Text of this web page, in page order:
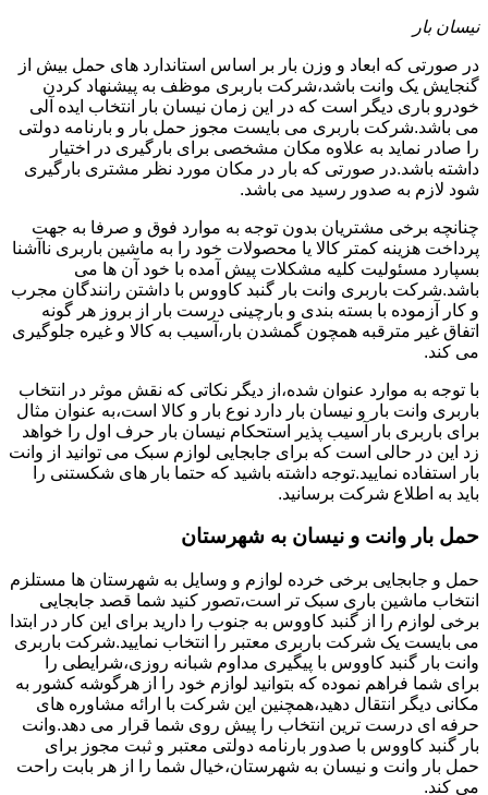
نیسان بار
در صورتی که ابعاد و وزن بار بر اساس استاندارد های حمل بیش از
گنجایش یک وانت باشد،شرکت باربری موظف به پیشنهاد کردن
خودرو باری دیگر است که در این زمان نیسان بار انتخاب ایده آلی
می باشد.شرکت باربری می بایست مجوز حمل بار و بارنامه دولتی
را صادر نماید به علاوه مکان مشخصی برای بارگیری در اختیار
داشته باشد.در صورتی که بار در مکان مورد نظر مشتری بارگیری
شود لازم به صدور رسید می باشد.
چنانچه برخی مشتریان بدون توجه به موارد فوق و صرفا به جهت
پرداخت هزینه کمتر کالا یا محصولات خود را به ماشین باربری ناآشنا
بسپارد مسئولیت کلیه مشکلات پیش آمده با خود آن ها می
باشد.شرکت باربری وانت بار گنبد کاووس با داشتن رانندگان مجرب
و کار آزموده با بسته بندی و بارچینی درست بار از بروز هر گونه
اتفاق غیر مترقبه همچون گمشدن بار،آسیب به کالا و غیره جلوگیری
می کند.
با توجه به موارد عنوان شده،از دیگر نکاتی که نقش موثر در انتخاب
باربری وانت بار و نیسان بار دارد نوع بار و کالا است،به عنوان مثال
برای باربری بار آسیب پذیر استحکام نیسان بار حرف اول را خواهد
زد این در حالی است که برای جابجایی لوازم سبک می توانید از وانت
بار استفاده نمایید.توجه داشته باشید که حتما بار های شکستنی را
باید به اطلاع شرکت برسانید.
حمل بار وانت و نیسان به شهرستان
حمل و جابجایی برخی خرده لوازم و وسایل به شهرستان ها مستلزم
انتخاب ماشین باری سبک تر است،تصور کنید شما قصد جابجایی
برخی لوازم را از گنبد کاووس به جنوب را دارید برای این کار در ابتدا
می بایست یک شرکت باربری معتبر را انتخاب نمایید.شرکت باربری
وانت بار گنبد کاووس با پیگیری مداوم شبانه روزی،شرایطی را
برای شما فراهم نموده که بتوانید لوازم خود را از هرگوشه کشور به
مکانی دیگر انتقال دهید،همچنین این شرکت با ارائه مشاوره های
حرفه ای درست ترین انتخاب را پیش روی شما قرار می دهد.وانت
بار گنبد کاووس با صدور بارنامه دولتی معتبر و ثبت مجوز برای
حمل بار وانت و نیسان به شهرستان،خیال شما را از هر بابت راحت
می کند.